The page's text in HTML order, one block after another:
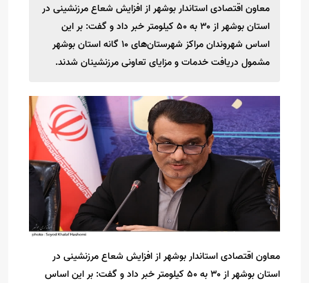
معاون اقتصادی استاندار بوشهر از افزایش شعاع مرزنشینی در
استان بوشهر از ۳۰ به ۵۰ کیلومتر خبر داد و گفت: بر این
اساس شهروندان مراکز شهرستان‌های ۱۰ گانه استان بوشهر
مشمول دریافت خدمات و مزایای تعاونی مرزنشینان شدند.
معاون اقتصادی استاندار بوشهر از افزایش شعاع مرزنشینی در
استان بوشهر از ۳۰ به ۵۰ کیلومتر خبر داد و گفت: بر این اساس